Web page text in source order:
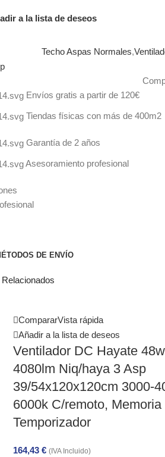
a la lista de deseos
Techo Aspas Normales,
Envíos gratis a partir de 120€
Tiendas físicas con más de 400m2
Garantía de 2 años
Asesoramiento profesional
DE ENVÍO
CompararVista rápida
Añadir a la lista de deseos
Ventilador DC Hayate 48w
4080lm Niq/haya 3 Asp
39/54x120x120cm 3000-
6000k C/remoto, Memoria
Temporizador
164,43 € (IVA Incluido)